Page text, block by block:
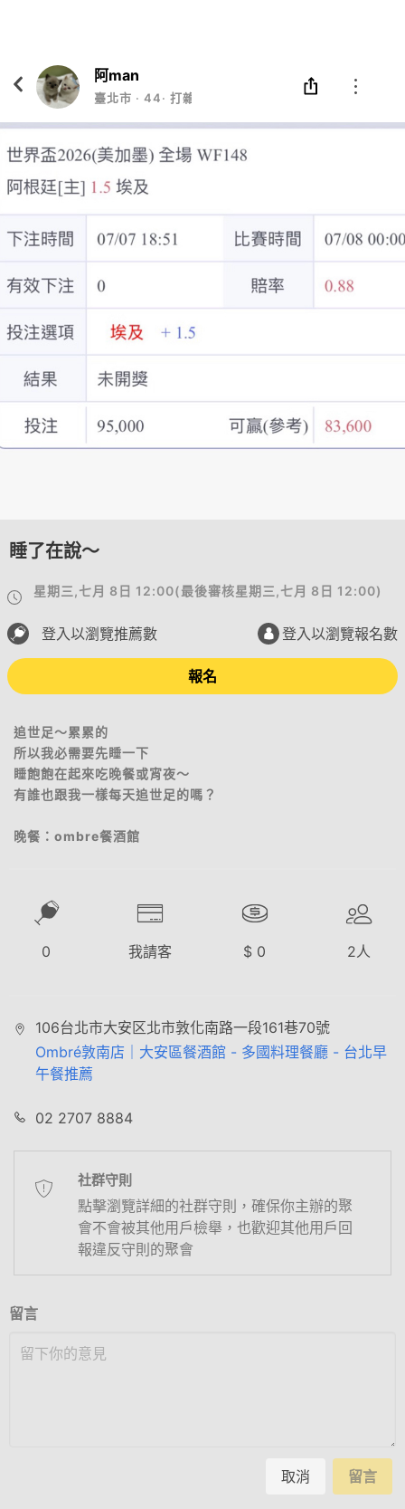
阿man
臺北市 ‧ 44‧ 打雜小弟
睡了在說～
星期三,七月 8日 12:00(最後審核星期三,七月 8日 12:00)
登入以瀏覽推薦數 登入以瀏覽報名數
報名
追世足～累累的
所以我必需要先睡一下
睡飽飽在起來吃晚餐或宵夜～
有誰也跟我一樣每天追世足的嗎？
晚餐：ombre餐酒館
0 我請客 $ 0 2人
106台北市大安区北市敦化南路一段161巷70號
Ombré敦南店｜大安區餐酒館 - 多國料理餐廳 - 台北早
午餐推薦
02 2707 8884
社群守則
點擊瀏覽詳細的社群守則，確保你主辦的聚
會不會被其他用戶檢舉，也歡迎其他用戶回
報違反守則的聚會
留言
取消 留言